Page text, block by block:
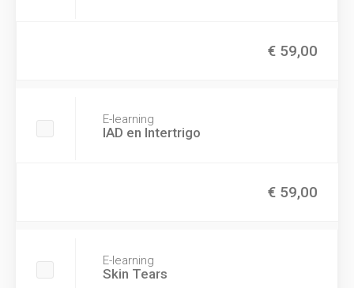
€ 59,00
E-learning
IAD en Intertrigo
€ 59,00
E-learning
Skin Tears